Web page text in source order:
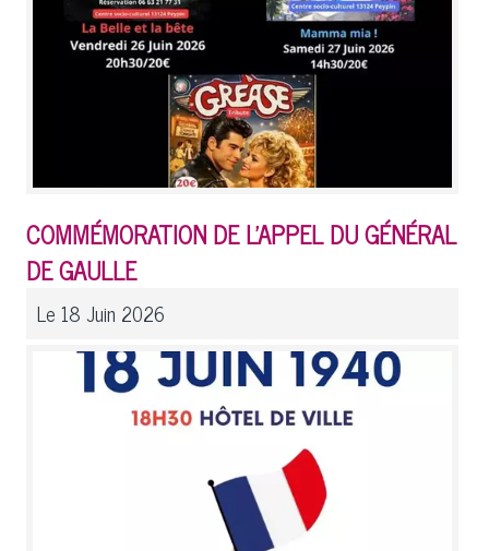
COMMÉMORATION DE L'APPEL DU GÉNÉRAL
DE GAULLE
Le 18 Juin 2026